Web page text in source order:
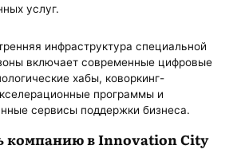
услуг.
инфраструктура специальной
включает современные цифровые
хабы, коворкинг-
программы и
сервисы поддержки бизнеса.
компанию в Innovation City